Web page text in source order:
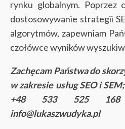
rynku globalnym. Poprzez
dostosowywanie strategii
algorytmów, zapewniam
czołówce wyników
Zachęcam Państwa do
w zakresie usług SEO i
+48 533 525
info@lukaszwudyka.pl